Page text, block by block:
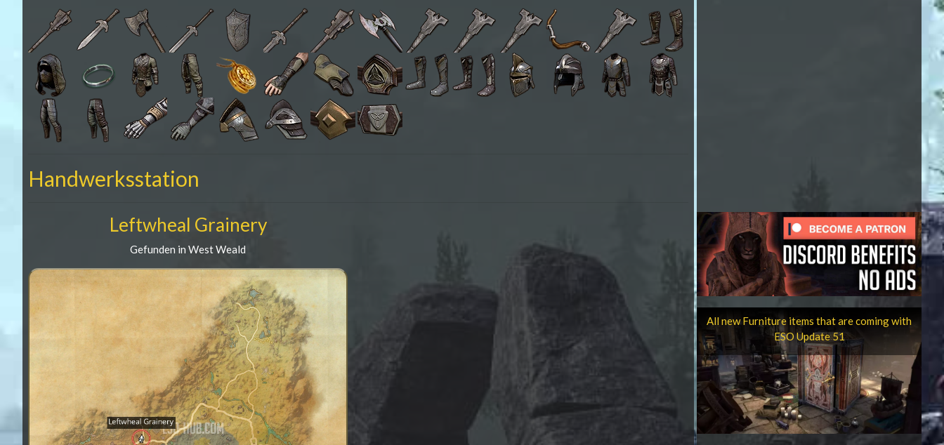
Handwerksstation
Leftwheal Grainery
Gefunden in West Weald
All new Furniture items that are coming with
ESO Update 51